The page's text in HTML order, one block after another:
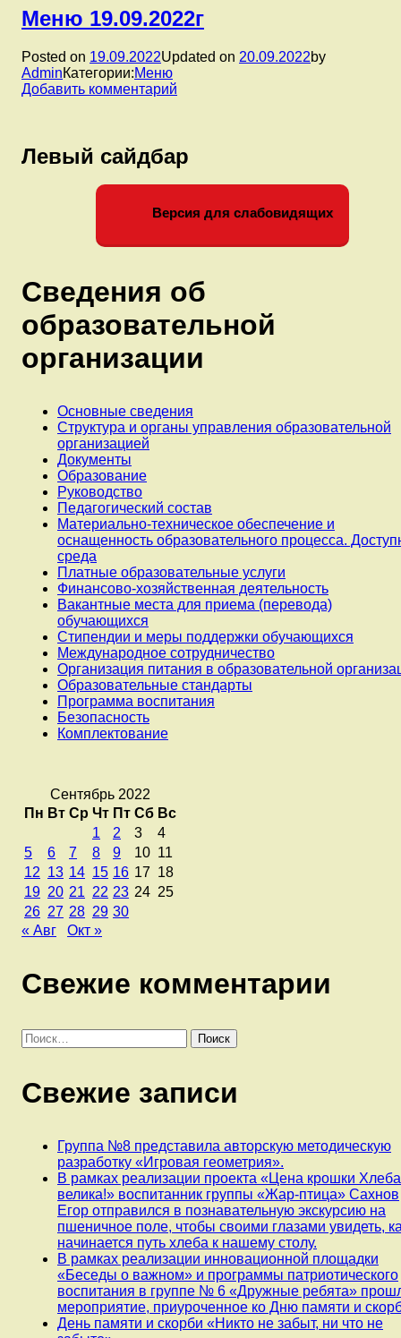
Меню 19.09.2022г
Posted on 19.09.2022Updated on 20.09.2022by
AdminКатегории:Меню
Добавить комментарий
Левый сайдбар
Версия для слабовидящих
Сведения об
образовательной
организации
Основные сведения
Структура и органы управления образовательной
организацией
Документы
Образование
Руководство
Педагогический состав
Материально-техническое обеспечение и
оснащенность образовательного процесса.
среда
Платные образовательные услуги
Финансово-хозяйственная деятельность
Вакантные места для приема (перевода)
обучающихся
Стипендии и меры поддержки обучающихся
Международное сотрудничество
Организация питания в образовательной
Образовательные стандарты
Программа воспитания
Безопасность
Комплектование
Сентябрь 2022
Пн Вт Ср Чт Пт Сб Вс
1
2 3
4
5
6 7 8 9 10 11
12 13 14 15 16 17 18
19 20 21 22 23 24 25
26 27 28 29 30
« Авг
Окт »
Свежие комментарии
Найти:
Свежие записи
Группа №8 представила авторскую методическую
разработку «Игровая геометрия».
В рамках реализации проекта «Цена крошки
велика!» воспитанник группы «Жар-птица» Сахнов
Егор отправился в познавательную экскурсию на
пшеничное поле, чтобы своими глазами увидеть,
начинается путь хлеба к нашему столу.
В рамках реализации инновационной площадки
«Беседы о важном» и программы патриотического
воспитания в группе № 6 «Дружные ребята»
мероприятие, приуроченное ко Дню памяти и
День памяти и скорби «Никто не забыт, ни что не